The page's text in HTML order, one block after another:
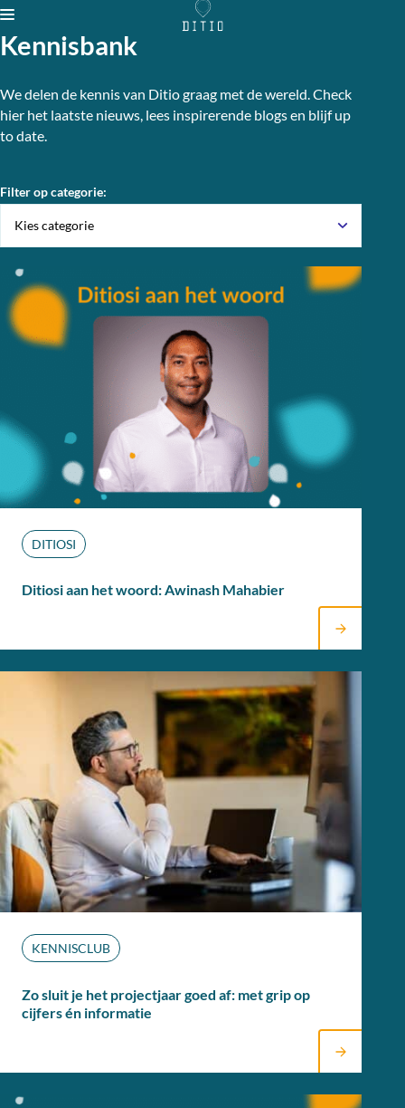
Diensten
Projecten
Over ons
Kennisbank
Talent Program
Jouw carrière
Nederlands
Kennisbank
We delen de kennis van Ditio graag met de wereld. Check
hier het laatste nieuws, lees inspirerende blogs en blijf up
to date.
Filter op categorie:
DITIOSI
Ditiosi aan het woord: Awinash Mahabier
KENNISCLUB
Zo sluit je het projectjaar goed af: met grip op
cijfers én informatie